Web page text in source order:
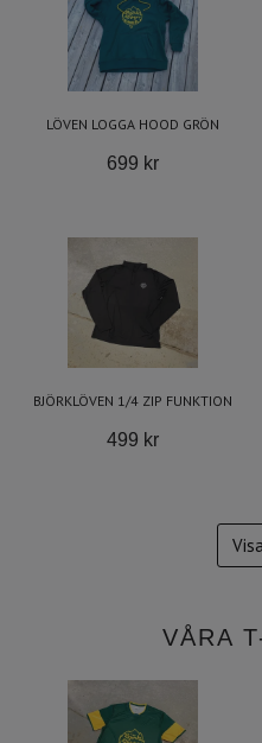
LÖVEN LOGGA HOOD GRÖN
699 kr
BJÖRKLÖVEN 1/4 ZIP FUNKTION
499 kr
VÅRA